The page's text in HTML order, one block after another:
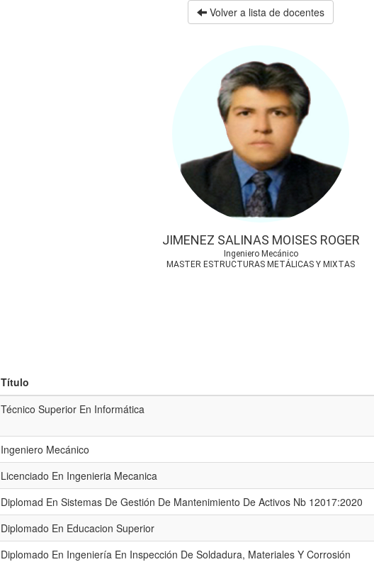
Volver a lista de docentes
JIMENEZ SALINAS MOISES ROGER
Ingeniero Mecánico
MASTER ESTRUCTURAS METÁLICAS Y MIXTAS
Título
Técnico Superior En Informática
Ingeniero Mecánico
Licenciado En Ingenieria Mecanica
Diplomad En Sistemas De Gestión De Mantenimiento De Activos Nb 12017:2020
Diplomado En Educacion Superior
Diplomado En Ingeniería En Inspección De Soldadura, Materiales Y Corrosión